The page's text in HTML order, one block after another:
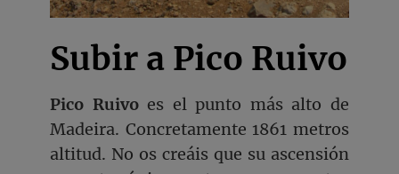
Subir a Pico Ruivo
Pico Ruivoes el punto más alto de
Madeira. Concretamente 1861 metros
altitud. No os creáis que su ascensión